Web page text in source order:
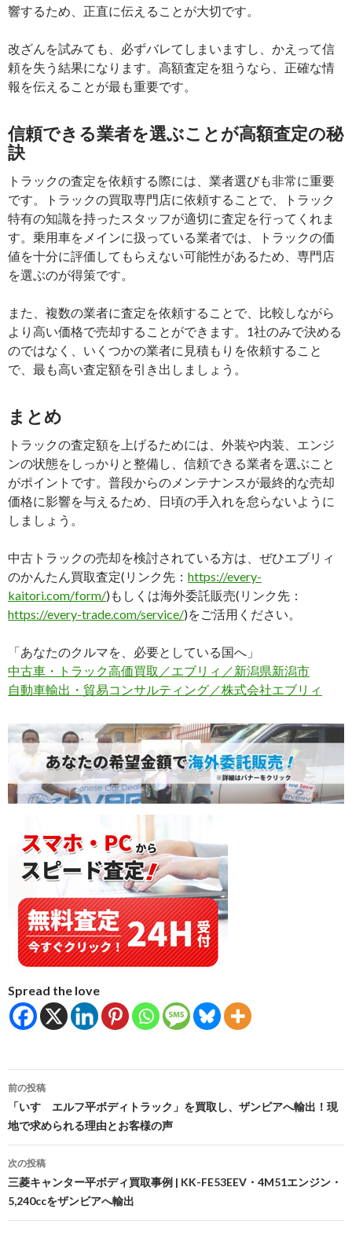
響するため、正直に伝えることが大切です。
改ざんを試みても、必ずバレてしまいますし、かえって信
頼を失う結果になります。高額査定を狙うなら、正確な情
報を伝えることが最も重要です。
信頼できる業者を選ぶことが高額査定の秘
訣
トラックの査定を依頼する際には、業者選びも非常に重要
です。トラックの買取専門店に依頼することで、トラック
特有の知識を持ったスタッフが適切に査定を行ってくれま
す。乗用車をメインに扱っている業者では、トラックの価
値を十分に評価してもらえない可能性があるため、専門店
を選ぶのが得策です。
また、複数の業者に査定を依頼することで、比較しながら
より高い価格で売却することができます。1社のみで決める
のではなく、いくつかの業者に見積もりを依頼すること
で、最も高い査定額を引き出しましょう。
まとめ
トラックの査定額を上げるためには、外装や内装、エンジ
ンの状態をしっかりと整備し、信頼できる業者を選ぶこと
がポイントです。普段からのメンテナンスが最終的な売却
価格に影響を与えるため、日頃の手入れを怠らないように
しましょう。
中古トラックの売却を検討されている方は、ぜひエブリィ
のかんたん買取査定(リンク先： https://every-
kaitori.com/form/)もしくは海外委託販売(リンク先：
https://every-trade.com/service/)をご活用ください。
「あなたのクルマを、必要としている国へ」
中古車・トラック高価買取／エブリィ／新潟県新潟市
自動車輸出・貿易コンサルティング／株式会社エブリィ
Spread the love
投
稿
ナ
ビ
ゲ
ー
前の投稿
「いすゞエルフ平ボディトラック」を買取し、ザンビアへ輸出！現
地で求められる理由とお客様の声
次の投稿
三菱キャンター平ボディ買取事例 | KK-FE53EEV・4M51エンジン・
5,240ccをザンビアへ輸出